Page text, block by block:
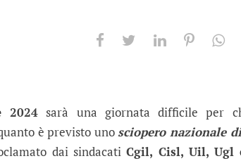
a Roma: disagi per i
2024 sarà una giornata difficile per
è previsto unosciopero nazionale
dai sindacatiCgil, Cisl, Uil, Ugl